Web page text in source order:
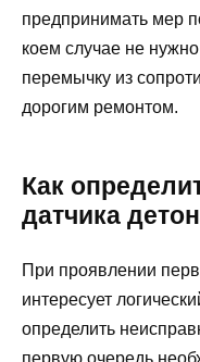
предпринимать мер
коем случае не
перемычку из
дорогим ремонтом.
Как
датчика
При проявлении
интересует
определить
первую очередь